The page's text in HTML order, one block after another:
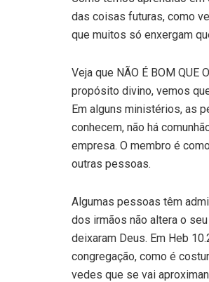
das coisas futuras, como
que muitos só enxergam
Veja que NÃO É BOM QUE
propósito divino, vemos
Em alguns ministérios, as
conhecem, não há
empresa. O membro é
outras pessoas.
Algumas pessoas têm
dos irmãos não altera o
deixaram Deus. Em Heb
congregação, como é
vedes que se vai